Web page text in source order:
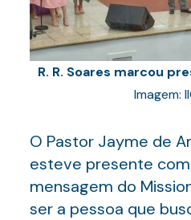
R. R. Soares marcou
Imagem:
O Pastor Jayme de
esteve presente
mensagem do
ser a pessoa que